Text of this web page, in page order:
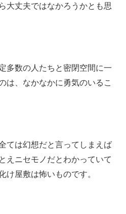
大丈夫ではなかろうかとも思
多数の人たちと密閉空間に一
は、なかなかに勇気のいるこ
ては幻想だと言ってしまえば
えニセモノだとわかっていて
け屋敷は怖いものです。